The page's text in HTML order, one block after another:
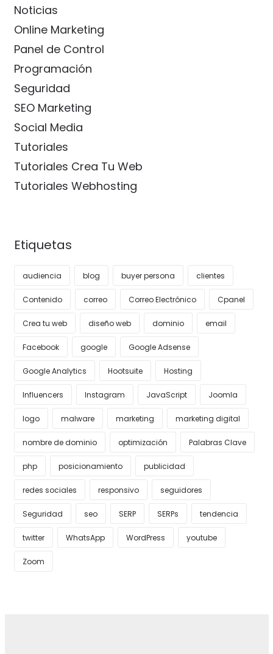
Noticias
Online Marketing
Panel de Control
Programación
Seguridad
SEO Marketing
Social Media
Tutoriales
Tutoriales Crea Tu Web
Tutoriales Webhosting
Etiquetas
audiencia blog buyer persona clientes
Contenido correo Correo Electrónico Cpanel
Crea tu web diseño web dominio email
Facebook google Google Adsense
Google Analytics Hootsuite Hosting
Influencers Instagram JavaScript Joomla
logo malware marketing marketing digital
nombre de dominio optimización Palabras Clave
php posicionamiento publicidad
redes sociales responsivo seguidores
Seguridad seo SERP SERPs tendencia
twitter WhatsApp WordPress youtube
Zoom